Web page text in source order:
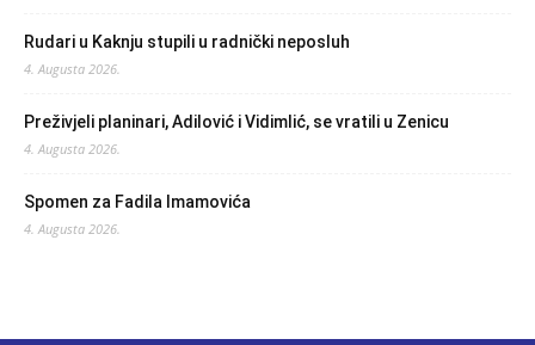
Rudari u Kaknju stupili u radnički neposluh
4. Augusta 2026.
Preživjeli planinari, Adilović i Vidimlić, se vratili u Zenicu
4. Augusta 2026.
Spomen za Fadila Imamovića
4. Augusta 2026.